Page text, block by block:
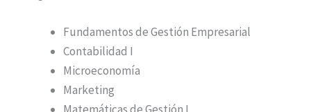
Fundamentos de Gestión Empresarial
Contabilidad I
Microeconomía
Marketing